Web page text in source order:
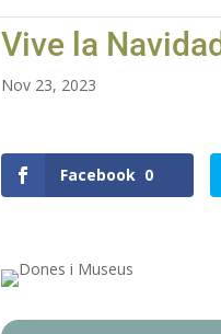
Vive la
Nov 23, 2023
Facebook 0